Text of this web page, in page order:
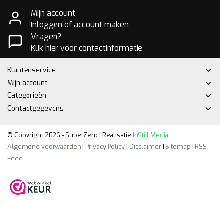
Mijn account
Inloggen of account maken
Vragen?
Klik hier voor contactinformatie
Klantenservice
Mijn account
Categorieën
Contactgegevens
© Copyright 2026 - SuperZero | Realisatie InStijl Media
Algemene voorwaarden | Privacy Policy| Disclaimer| Sitemap | RSS
Feed